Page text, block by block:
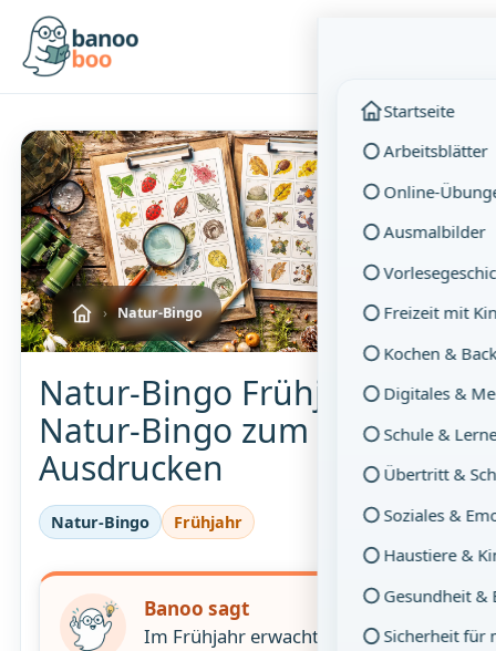
Startseite
Arbeitsblätter
Online-
Ausmalbilder
Freizeit mit
Kochen &
Digitales &
Schule &
Übertritt &
Soziales &
Haustiere &
Gesundheit &
Sicherheit für
› Natur-Bingo
Natur-Bingo Frühjahr –
Natur-Bingo zum
Ausdrucken
Natur-Bingo Frühjahr
Banoo sagt
Im Frühjahr erwacht die Natur –